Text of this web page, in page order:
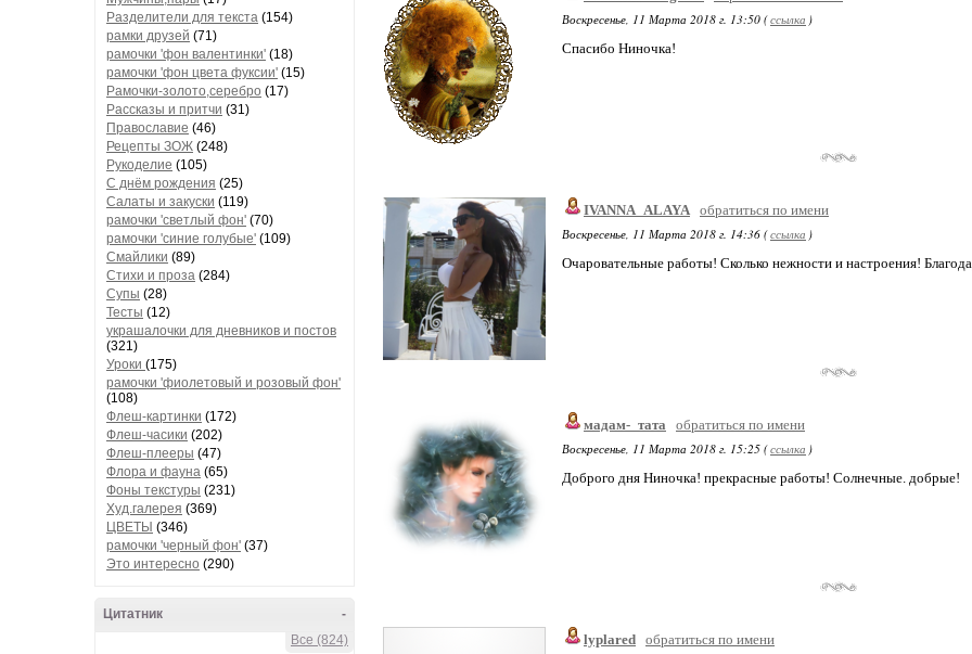
Разделители для текста (154)
рамки друзей (71)
рамочки 'фон валентинки' (18)
рамочки 'фон цвета фуксии' (15)
Рамочки-золото,серебро (17)
Рассказы и притчи (31)
Православие (46)
Рецепты ЗОЖ (248)
Рукоделие (105)
С днём рождения (25)
Салаты и закуски (119)
рамочки 'светлый фон' (70)
рамочки 'синие голубые' (109)
Смайлики (89)
Стихи и проза (284)
Супы (28)
Тесты (12)
украшалочки для дневников и постов
(321)
Уроки (175)
рамочки 'фиолетовый и розовый фон'
(108)
Флеш-картинки (172)
Флеш-часики (202)
Флеш-плееры (47)
Флора и фауна (65)
Фоны текстуры (231)
Худ.галерея (369)
ЦВЕТЫ (346)
рамочки 'черный фон' (37)
Это интересно (290)
-
Цитатник
Все (824)
Воскресенье, 11 Марта 2018 г. 13:50 (ссылка )
Спасибо Ниночка!
IVANNA_ALAYA обратиться по имени
Воскресенье, 11 Марта 2018 г. 14:36 (ссылка )
Очаровательные работы! Сколько нежности и настроения!
мадам-_тата
обратиться по имени
Воскресенье, 11 Марта 2018 г. 15:25 (ссылка )
Доброго дня Ниночка! прекрасные работы! Солнечные. добрые!
lyplared обратиться по имени